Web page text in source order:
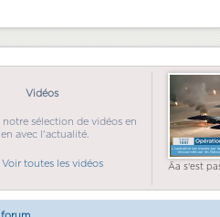
Vidéos
notre sélection de vidéos en
lien avec l'actualité.
Voir toutes les vidéos Ãa s'est